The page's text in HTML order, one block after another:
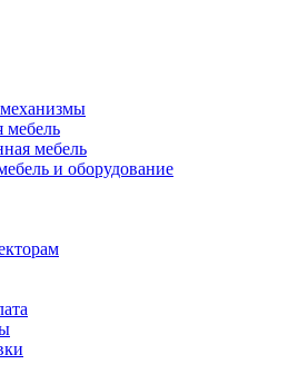
мебель
мебель
и оборудование